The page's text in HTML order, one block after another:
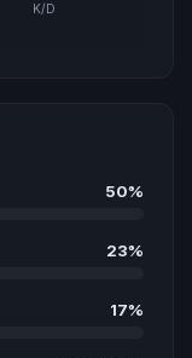
K/D
50%
23%
17%